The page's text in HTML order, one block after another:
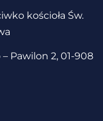
kościoła Św.
Pawilon 2, 01-908